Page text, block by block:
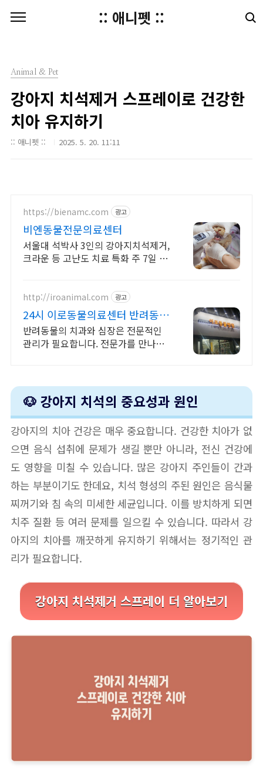
:: 애니펫 ::
Animal & Pet
강아지 치석제거 스프레이로 건강한
치아 유지하기
:: 애니펫 :: 2025. 5. 20. 11:11
https://bienamc.com 광고
비엔동물전문의료센터
서울대 석박사 3인의 강아지치석제거,
크라운 등 고난도 치료 특화 주 7일 진
http://iroanimal.com 광고
24시 이로동물의료센터 반려동물
치과,심장 전문진료
반려동물의 치과와 심장은 전문적인
관리가 필요합니다. 전문가를 만나보
🐶 강아지 치석의 중요성과 원인
강아지의 치아 건강은 매우 중요합니다. 건강한 치아가 없
으면 음식 섭취에 문제가 생길 뿐만 아니라, 전신 건강에
도 영향을 미칠 수 있습니다. 많은 강아지 주인들이 간과
하는 부분이기도 한데요, 치석 형성의 주된 원인은 음식물
찌꺼기와 침 속의 미세한 세균입니다. 이를 방치하게 되면
치주 질환 등 여러 문제를 일으킬 수 있습니다. 따라서 강
아지의 치아를 깨끗하게 유지하기 위해서는 정기적인 관
리가 필요합니다.
강아지 치석제거 스프레이 더 알아보기